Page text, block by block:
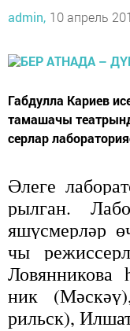
admin, 10 апрель
Габ­дул­ла Ка­ри­ев
та­ма­ша­чы
сер­лар
Әле­ге
рыл­ган.
яшүс­мер­ләр
чы
Ло­вян­ни­ко­ва
ник
рильск),